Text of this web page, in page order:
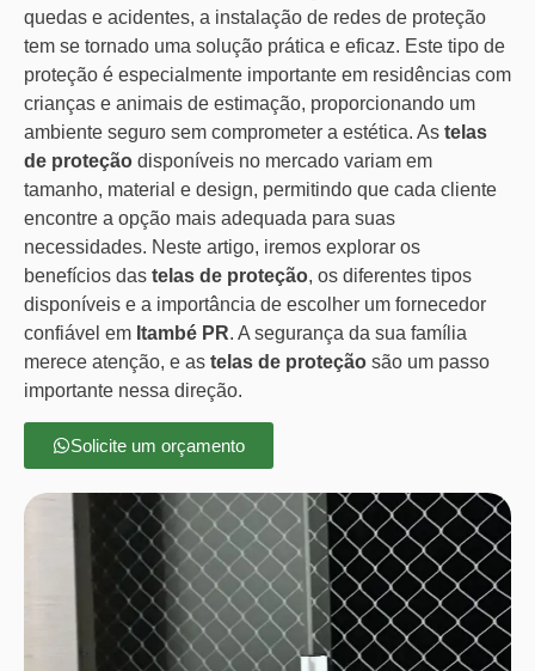
quedas e acidentes, a instalação de redes de proteção
tem se tornado uma solução prática e eficaz. Este tipo de
proteção é especialmente importante em residências com
crianças e animais de estimação, proporcionando um
ambiente seguro sem comprometer a estética. As telas
de proteção disponíveis no mercado variam em
tamanho, material e design, permitindo que cada cliente
encontre a opção mais adequada para suas
necessidades. Neste artigo, iremos explorar os
benefícios das telas de proteção, os diferentes tipos
disponíveis e a importância de escolher um fornecedor
confiável em Itambé PR. A segurança da sua família
merece atenção, e as telas de proteção são um passo
importante nessa direção.
Solicite um orçamento